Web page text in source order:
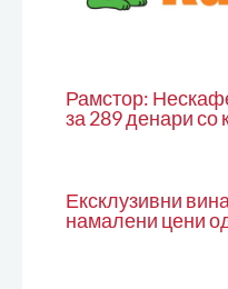
Рамстор:
за 289 денари со
Ексклузивни
намалени цени